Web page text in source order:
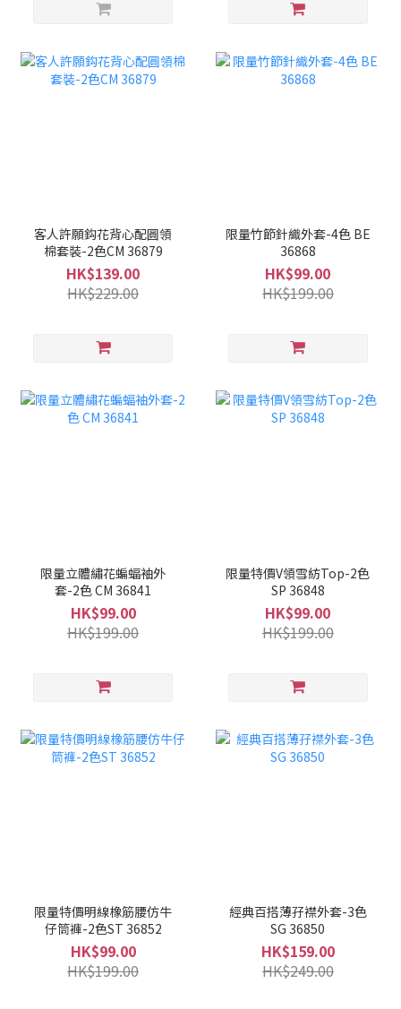
客人許願鈎花背心配圓領
棉套裝-2色CM 36879
HK$139.00
HK$229.00
限量竹節針織外套-4色 BE
36868
HK$99.00
HK$199.00
限量立體繡花蝙蝠袖外
套-2色 CM 36841
HK$99.00
HK$199.00
限量特價V領雪紡Top-2色
SP 36848
HK$99.00
HK$199.00
限量特價明線橡筋腰仿牛
仔筒褲-2色ST 36852
HK$99.00
HK$199.00
經典百搭薄孖襟外套-3色
SG 36850
HK$159.00
HK$249.00